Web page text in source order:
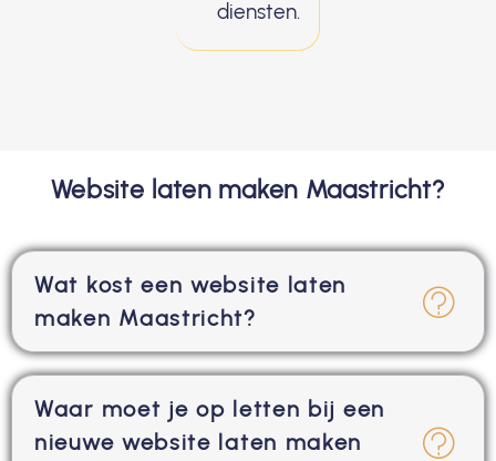
diensten.
Website laten maken Maastricht?
Wat kost een website laten
maken Maastricht?
Waar moet je op letten bij een
nieuwe website laten maken